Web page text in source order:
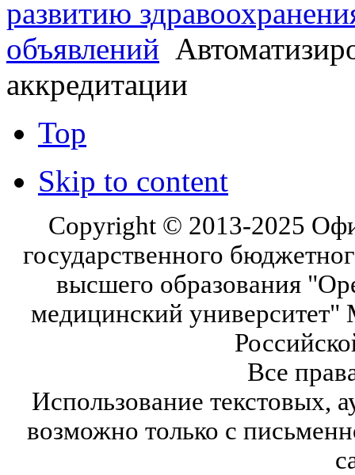
развитию
объявлений
аккредитации
Top
Skip to content
Copyright © 2013-2025
государственного
высшего образования
медицинский университет"
Все
Использование текстовых,
возможно только с